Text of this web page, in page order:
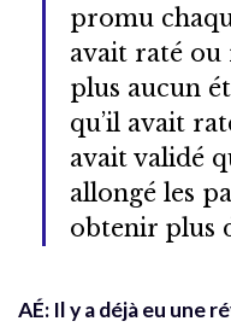
promu
avait raté ou
plus aucun
qu’il avait
avait validé
allongé les
obtenir plus
AÉ: Il y a déjà eu une